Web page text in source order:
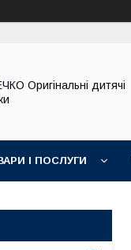
Оригінальні дитячі
І ПОСЛУГИ